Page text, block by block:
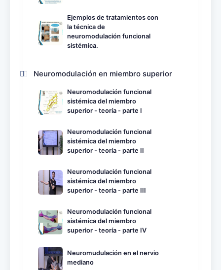
Ejemplos de tratamientos con
la técnica de
neuromodulación funcional
sistémica.
Neuromodulación en miembro superior
Neuromodulación funcional
sistémica del miembro
superior - teoría - parte I
Neuromodulación funcional
sistémica del miembro
superior - teoría - parte II
Neuromodulación funcional
sistémica del miembro
superior - teoría - parte III
Neuromodulación funcional
sistémica del miembro
superior - teoría - parte IV
Neuromudulación en el nervio
mediano